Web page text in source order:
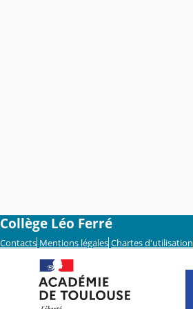
Collège Léo Ferré
Contacts Mentions légales Chartes d'utilisation